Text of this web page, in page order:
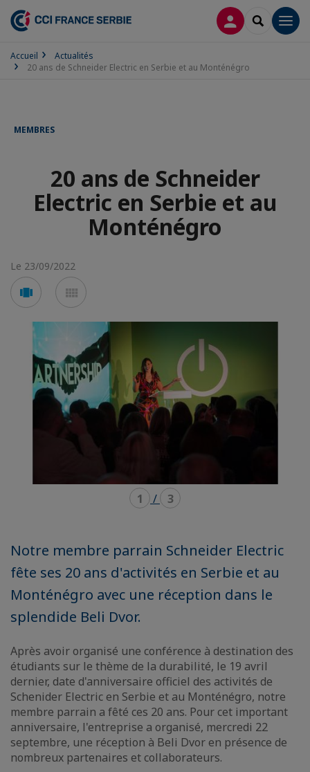
CONNEXION
Accueil
Actualités
20 ans de Schneider Electric en Serbie et au Monténégro
MEMBRES
20 ans de Schneider
Electric en Serbie et au
Monténégro
Le 23/09/2022
Voir
en
en
mosaïque
1 / 3
Notre membre parrain Schneider Electric
fête ses 20 ans d'activités en Serbie et au
Monténégro avec une réception dans le
splendide Beli Dvor.
Après avoir organisé une conférence à destination des
étudiants sur le thème de la durabilité, le 19 avril
dernier, date d'anniversaire officiel des activités de
Schenider Electric en Serbie et au Monténégro, notre
membre parrain a fêté ces 20 ans. Pour cet important
anniversaire, l'entreprise a organisé, mercredi 22
septembre, une réception à Beli Dvor en présence de
nombreux partenaires et collaborateurs.